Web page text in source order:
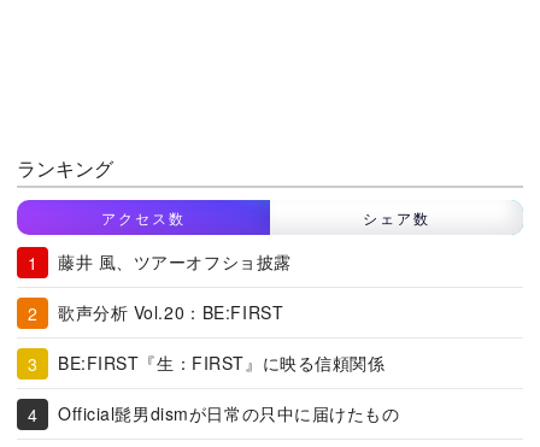
ランキング
アクセス数 シェア数
藤井 風、ツアーオフショ披露
歌声分析 Vol.20：BE:FIRST
BE:FIRST『生：FIRST』に映る信頼関係
Official髭男dismが日常の只中に届けたもの